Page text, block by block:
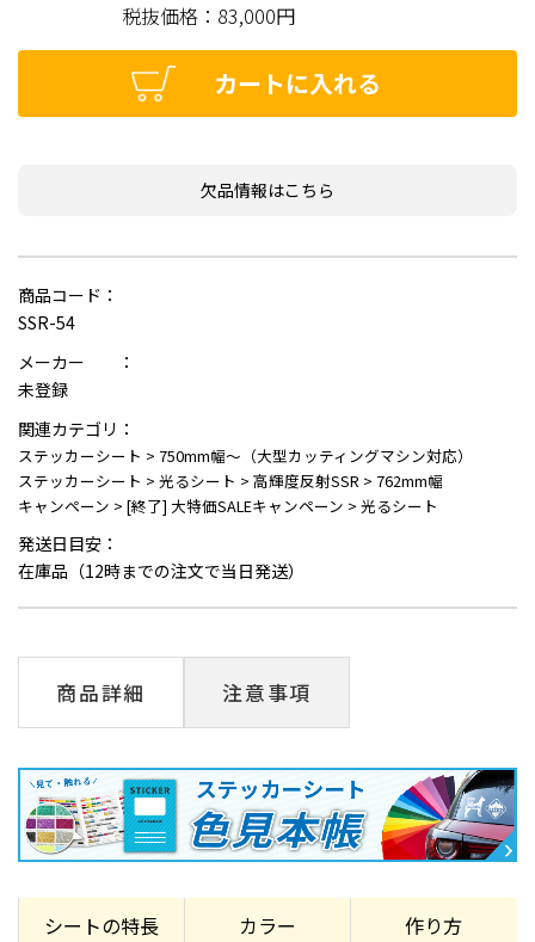
税抜価格： 83,000円
カートに入れる
欠品情報はこちら
商品コード：
SSR-54
メーカー ：
未登録
関連カテゴリ：
ステッカーシート > 750mm幅～（大型カッティングマシン対応）
ステッカーシート > 光るシート > 高輝度反射SSR > 762mm幅
キャンペーン > [終了] 大特価SALEキャンペーン > 光るシート
発送日目安：
在庫品（12時までの注文で当日発送）
商品詳細 注意事項
シートの特長 カラー 作り方